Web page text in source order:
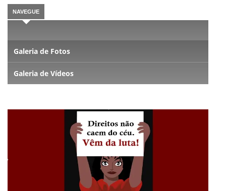
NAVEGUE
Galeria de Fotos
Galeria de Vídeos